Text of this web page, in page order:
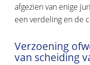
afgezien van enige
een verdeling en de
Verzoening
van scheiding